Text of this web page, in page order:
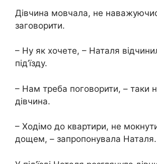
Дівчина мовчала, не
заговорити.
– Ну як хочете, – Наталя
під’їзду.
– Нам треба поговорити, – таки
дівчина.
– Ходімо до квартири, не
дощем, – запропонувала Наталя.